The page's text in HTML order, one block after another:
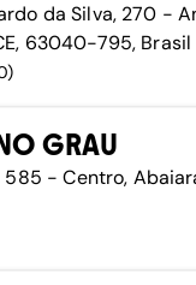
da Silva, 270 -
63040-795, Brasil
)
GRAU
585 - Centro,